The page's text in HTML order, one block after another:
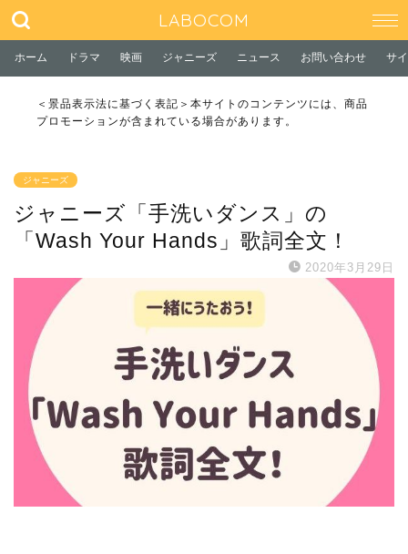
LABOCOM
ホーム ドラマ 映画 ジャニーズ ニュース お問い合わせ サ
＜景品表示法に基づく表記＞本サイトのコンテンツには、商品
プロモーションが含まれている場合があります。
ジャニーズ
ジャニーズ「手洗いダンス」の
「Wash Your Hands」歌詞全文！
2020年3月29日